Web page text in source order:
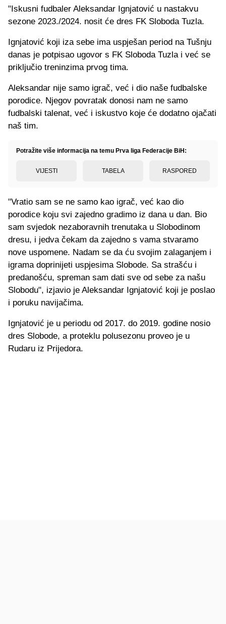
"Iskusni fudbaler Aleksandar Ignjatović u nastakvu
sezone 2023./2024. nosit će dres FK Sloboda Tuzla.
Ignjatović koji iza sebe ima uspješan period na Tušnju
danas je potpisao ugovor s FK Sloboda Tuzla i već se
priključio treninzima prvog tima.
Aleksandar nije samo igrač, već i dio naše fudbalske
porodice. Njegov povratak donosi nam ne samo
fudbalski talenat, već i iskustvo koje će dodatno ojačati
naš tim.
Potražite više informacija na temu Prva liga Federacije BiH:
VIJESTI TABELA RASPORED
"Vratio sam se ne samo kao igrač, već kao dio
porodice koju svi zajedno gradimo iz dana u dan. Bio
sam svjedok nezaboravnih trenutaka u Slobodinom
dresu, i jedva čekam da zajedno s vama stvaramo
nove uspomene. Nadam se da ću svojim zalaganjem i
igrama doprinijeti uspjesima Slobode. Sa strašću i
predanošću, spreman sam dati sve od sebe za našu
Slobodu", izjavio je Aleksandar Ignjatović koji je poslao
i poruku navijačima.
Ignjatović je u periodu od 2017. do 2019. godine nosio
dres Slobode, a proteklu polusezonu proveo je u
Rudaru iz Prijedora.